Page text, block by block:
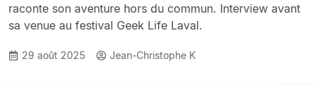
raconte son aventure hors du commun. Interview avant
sa venue au festival Geek Life Laval.
29 août 2025 Jean-Christophe K